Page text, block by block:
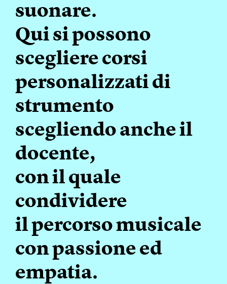
suonare.
Qui si possono
scegliere corsi
personalizzati di
strumento
scegliendo anche il
docente,
con il quale
condividere
il percorso musicale
con passione ed
empatia.